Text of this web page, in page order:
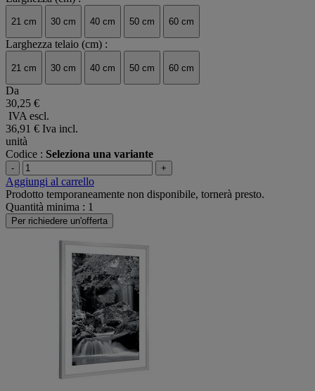
21 cm 30 cm 40 cm 50 cm 60 cm
Larghezza telaio (cm) :
21 cm 30 cm 40 cm 50 cm 60 cm
Da
30,25 €
IVA escl.
36,91 € Iva incl.
unità
Codice : Seleziona una variante
- +
Aggiungi al carrello
Prodotto temporaneamente non disponibile, tornerà presto.
Quantità minima : 1
Per richiedere un'offerta